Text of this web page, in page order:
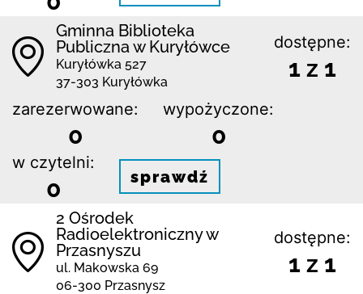
Gminna Biblioteka
Publiczna w Kuryłówce
Kuryłówka 527
37-303 Kuryłówka
dostępne:
1 z 1
zarezerwowane:
0
wypożyczone:
0
w czytelni:
0 sprawdź
2 Ośrodek
Radioelektroniczny w
Przasnyszu
ul. Makowska 69
06-300 Przasnysz
dostępne:
1 z 1